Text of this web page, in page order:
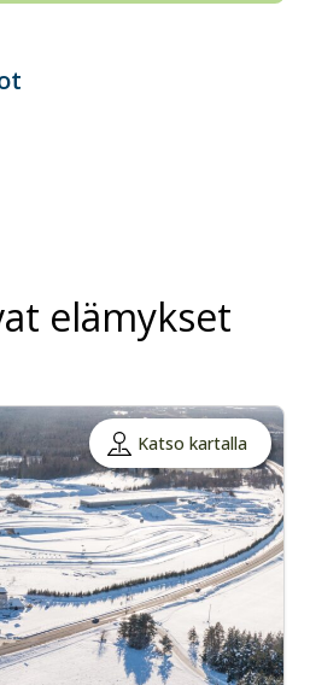
elämykset
Katso kartalla